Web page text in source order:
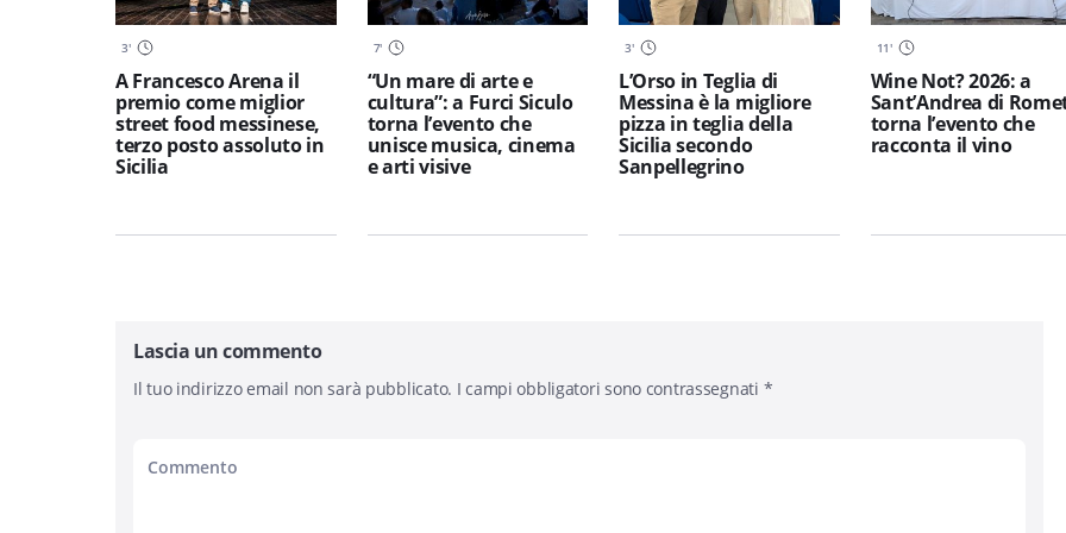
3'
A Francesco Arena il
premio come miglior
street food messinese,
terzo posto assoluto in
Sicilia
7'
“Un mare di arte e
cultura”: a Furci Siculo
torna l’evento che
unisce musica, cinema
e arti visive
3'
L’Orso in Teglia di
Messina è la migliore
pizza in teglia della
Sicilia secondo
Sanpellegrino
11'
Wine Not? 2026: a
Sant’Andrea di
torna l’evento che
racconta il vino
Lascia un commento
Il tuo indirizzo email non sarà pubblicato. I campi obbligatori sono contrassegnati *